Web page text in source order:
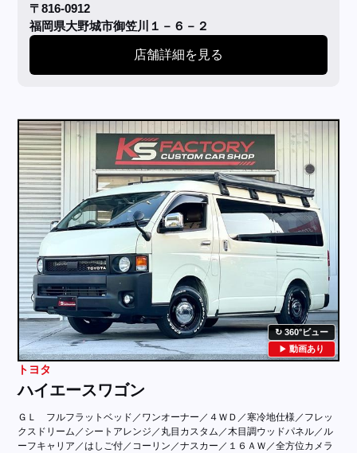
〒816-0912
福岡県大野城市御笠川１－６－２
店舗詳細を見る
360°ビュー
動画あり
トヨタ
ハイエースワゴン
ＧＬ フルフラットベッド／ワンオーナー／４ＷＤ／寒冷地仕様／フレッ
クスドリーム／シートアレンジ／丸目カスタム／木目調ウッドパネル／ル
ーフキャリア／はしご付／コーリン／ナスカー／１６ＡＷ／全方位カメラ